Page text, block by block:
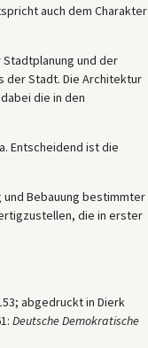
auch dem Charakter
und der
der Stadt. Die Architektur
die in den
Entscheidend ist die
und Bebauung bestimmter
die in erster
abgedruckt in Dierk
Deutsche Demokratische